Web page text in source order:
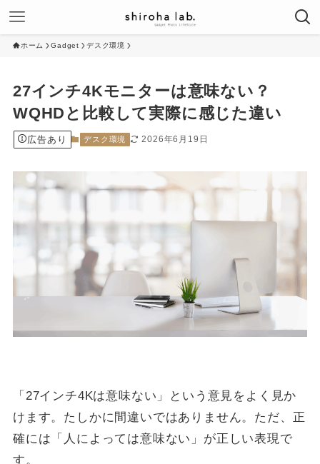
ホーム Gadget デスク環境
27インチ4Kモニターは意味ない？
WQHDと比較して実際に感じた違い
広告あり デスク環境 2026年6月19日
「27インチ4Kは意味ない」という意見をよく見か
けます。たしかに間違いではありません。ただ、正
確には「人によっては意味ない」が正しい表現で
す。